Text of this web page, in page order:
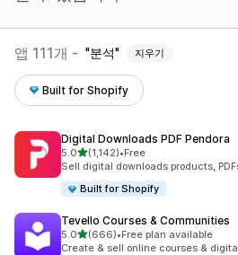
앱 111개 - 분석 지우기
Built for Shopify
Digital Downloads PDF Pendora
5.0별 5개 중
(1,142)
총 리뷰 1142개
•Free
Sell digital downloads products,
Built for Shopify
Tevello Courses & Communities
5.0별 5개 중
(666)
총 리뷰 666개
•Free plan available
Create & sell online courses &